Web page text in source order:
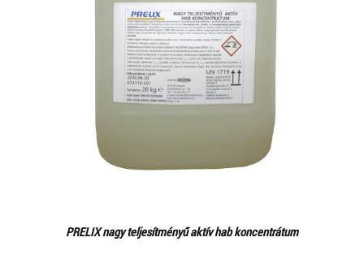
PRELIX nagy teljesítményű aktív hab koncentrátum